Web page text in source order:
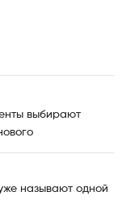
выбирают
называют одной